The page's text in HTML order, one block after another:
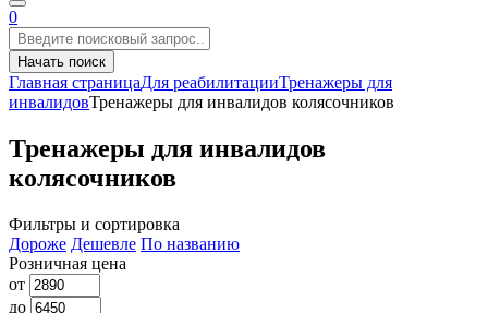
0
Начать поиск
Главная страницаДля реабилитацииТренажеры для
инвалидовТренажеры для инвалидов колясочников
Тренажеры для инвалидов
колясочников
Фильтры и сортировка
Дороже Дешевле По названию
Розничная цена
от
до